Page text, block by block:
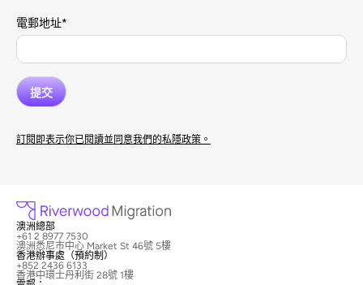
電郵地址*
訂閱即表示你已閱讀並同意我們的私隱政策。
澳洲總部
+61 2 8977 7530
澳洲悉尼市中心 Market St 46號 5樓
香港辦事處（預約制）
+852 2436 6133
香港中環士丹利街 28號 1樓